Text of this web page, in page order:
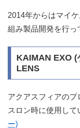
2014年からはマイ
組み製品開発を行っ
KAIMAN EXO (
LENS
アクアスフィアの
スロン時に使用して
ー)